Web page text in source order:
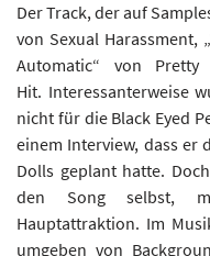
Der Track, der auf
von Sexual Harassment,
Automatic“ von
Hit. Interessanterweise
nicht für die Black Eyed
einem Interview, dass er
Dolls geplant hatte.
den Song selbst,
Hauptattraktion. Im
umgeben von